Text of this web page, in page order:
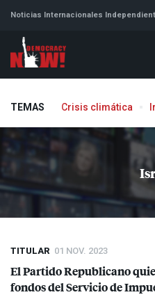
Noticias Internacionales
TEMAS Crisis climática
TITULAR 01 NOV. 2023
El Partido Republicano
fondos del Servicio de